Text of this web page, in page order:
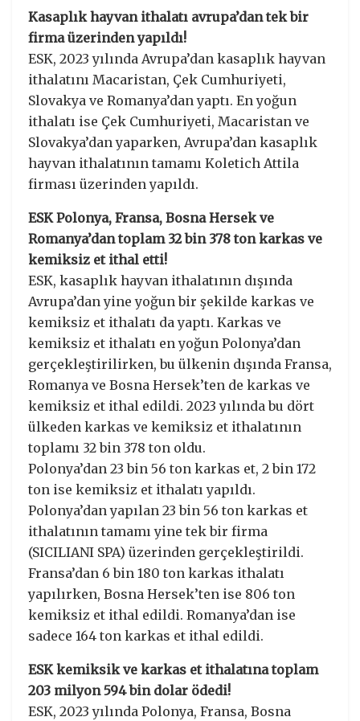
Kasaplık hayvan ithalatı avrupa’dan tek bir
firma üzerinden yapıldı!
ESK, 2023 yılında Avrupa’dan kasaplık hayvan
ithalatını Macaristan, Çek Cumhuriyeti,
Slovakya ve Romanya’dan yaptı. En yoğun
ithalatı ise Çek Cumhuriyeti, Macaristan ve
Slovakya’dan yaparken, Avrupa’dan kasaplık
hayvan ithalatının tamamı Koletich Attila
firması üzerinden yapıldı.
ESK Polonya, Fransa, Bosna Hersek ve
Romanya’dan toplam 32 bin 378 ton karkas ve
kemiksiz et ithal etti!
ESK, kasaplık hayvan ithalatının dışında
Avrupa’dan yine yoğun bir şekilde karkas ve
kemiksiz et ithalatı da yaptı. Karkas ve
kemiksiz et ithalatı en yoğun Polonya’dan
gerçekleştirilirken, bu ülkenin dışında Fransa,
Romanya ve Bosna Hersek’ten de karkas ve
kemiksiz et ithal edildi. 2023 yılında bu dört
ülkeden karkas ve kemiksiz et ithalatının
toplamı 32 bin 378 ton oldu.
Polonya’dan 23 bin 56 ton karkas et, 2 bin 172
ton ise kemiksiz et ithalatı yapıldı.
Polonya’dan yapılan 23 bin 56 ton karkas et
ithalatının tamamı yine tek bir firma
(SICILIANI SPA) üzerinden gerçekleştirildi.
Fransa’dan 6 bin 180 ton karkas ithalatı
yapılırken, Bosna Hersek’ten ise 806 ton
kemiksiz et ithal edildi. Romanya’dan ise
sadece 164 ton karkas et ithal edildi.
ESK kemiksik ve karkas et ithalatına toplam
203 milyon 594 bin dolar ödedi!
ESK, 2023 yılında Polonya, Fransa, Bosna